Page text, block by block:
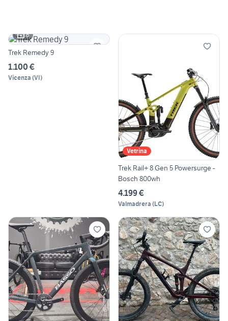
6
Trek Remedy 9
1.100 €
Vicenza (VI)
Vetrina
Trek Rail+ 8 Gen 5 Powersurge -
Bosch 800wh
4.199 €
Valmadrera (LC)